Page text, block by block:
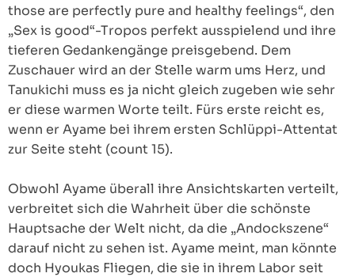
those are perfectly pure and healthy feelings“, den
„Sex is good“-Tropos perfekt ausspielend und ihre
tieferen Gedankengänge preisgebend. Dem
Zuschauer wird an der Stelle warm ums Herz, und
Tanukichi muss es ja nicht gleich zugeben wie sehr
er diese warmen Worte teilt. Fürs erste reicht es,
wenn er Ayame bei ihrem ersten Schlüppi-Attentat
zur Seite steht (count 15).
Obwohl Ayame überall ihre Ansichtskarten verteilt,
verbreitet sich die Wahrheit über die schönste
Hauptsache der Welt nicht, da die „Andockszene“
darauf nicht zu sehen ist. Ayame meint, man könnte
doch Hyoukas Fliegen, die sie in ihrem Labor seit